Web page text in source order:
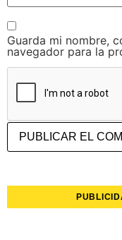
Guarda mi nombre,
navegador para la